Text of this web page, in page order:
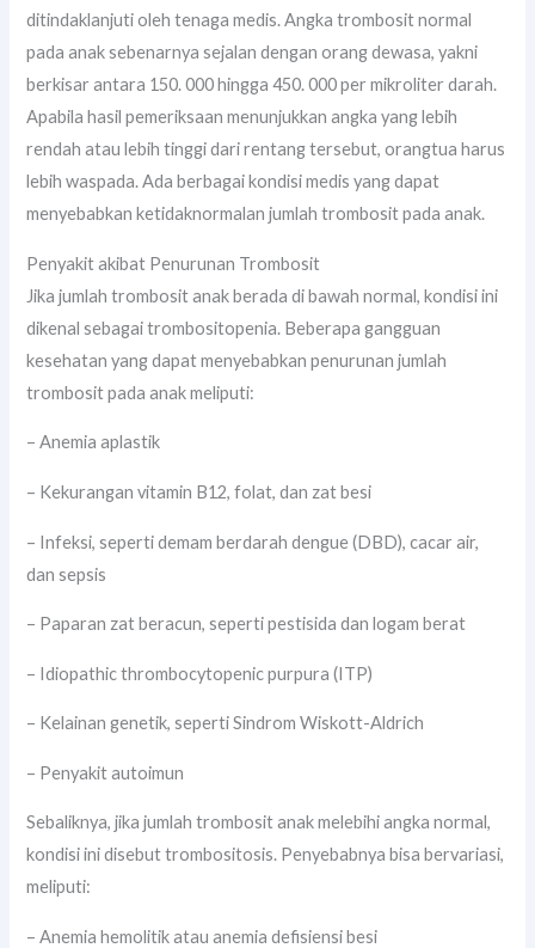
ditindaklanjuti oleh tenaga medis. Angka trombosit normal
pada anak sebenarnya sejalan dengan orang dewasa, yakni
berkisar antara 150. 000 hingga 450. 000 per mikroliter darah.
Apabila hasil pemeriksaan menunjukkan angka yang lebih
rendah atau lebih tinggi dari rentang tersebut, orangtua harus
lebih waspada. Ada berbagai kondisi medis yang dapat
menyebabkan ketidaknormalan jumlah trombosit pada anak.
Penyakit akibat Penurunan Trombosit
Jika jumlah trombosit anak berada di bawah normal, kondisi ini
dikenal sebagai trombositopenia. Beberapa gangguan
kesehatan yang dapat menyebabkan penurunan jumlah
trombosit pada anak meliputi:
– Anemia aplastik
– Kekurangan vitamin B12, folat, dan zat besi
– Infeksi, seperti demam berdarah dengue (DBD), cacar air,
dan sepsis
– Paparan zat beracun, seperti pestisida dan logam berat
– Idiopathic thrombocytopenic purpura (ITP)
– Kelainan genetik, seperti Sindrom Wiskott-Aldrich
– Penyakit autoimun
Sebaliknya, jika jumlah trombosit anak melebihi angka normal,
kondisi ini disebut trombositosis. Penyebabnya bisa bervariasi,
meliputi:
– Anemia hemolitik atau anemia defisiensi besi